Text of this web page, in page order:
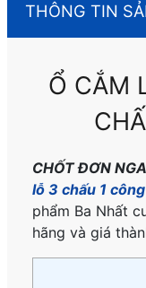
THÔNG TIN
Ổ CẮM
CHỐT ĐƠN
lỗ 3 chấu 1
phẩm Ba Nhất
hãng và giá